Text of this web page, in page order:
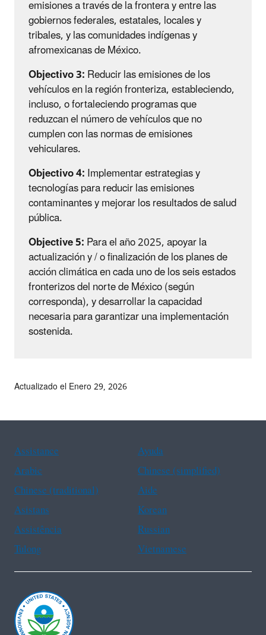
emisiones a través de la frontera y entre las
gobiernos federales, estatales, locales y
tribales, y las comunidades indígenas y
afromexicanas de México.
Objectivo 3:Reducir las emisiones de los
vehículos en la región fronteriza, estableciendo,
incluso, o fortaleciendo programas que
reduzcan el número de vehículos que no
cumplen con las normas de emisiones
vehiculares.
Objectivo 4:Implementar estrategias y
tecnologías para reducir las emisiones
contaminantes y mejorar los resultados de salud
pública.
Objective 5:Para el año 2025, apoyar la
actualización y / o finalización de los planes de
acción climática en cada uno de los seis estados
fronterizos del norte de México (según
corresponda), y desarrollar la capacidad
necesaria para garantizar una implementación
sostenida.
Actualizado el Enero 29, 2026
Assistance
Ayuda
Arabic
Chinese (simplified)
Chinese (traditional)
Aide
Asistans
Korean
Assistência
Russian
Tulong
Vietnamese